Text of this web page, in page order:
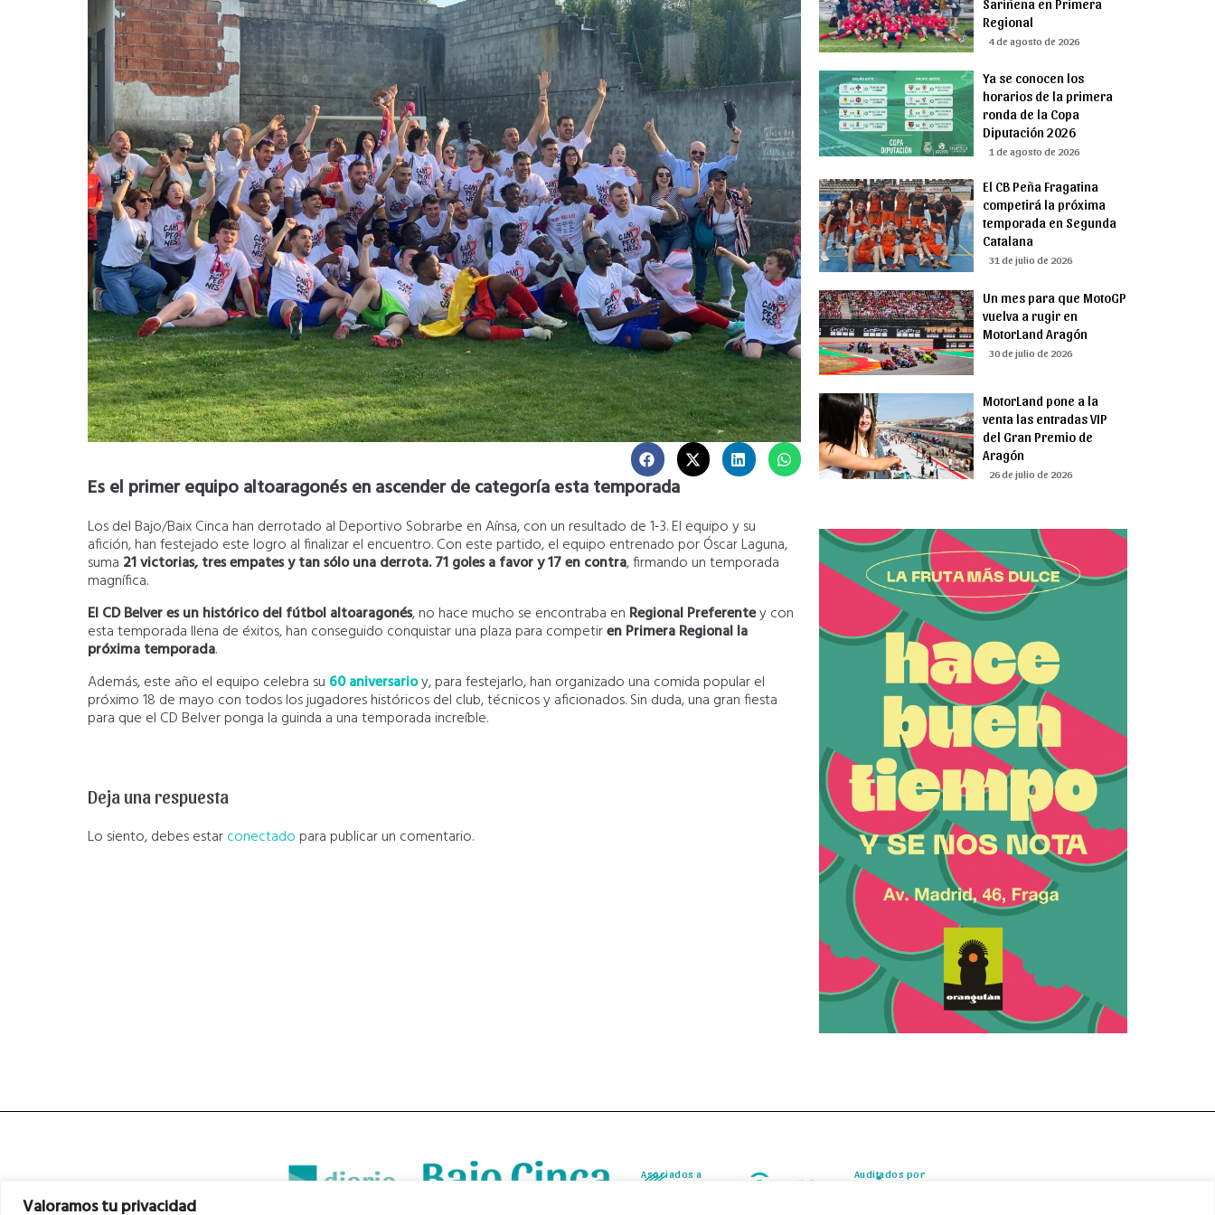
Valoramos tu privacidad
Es el primer equipo altoaragonés en ascender de categoría esta temporada
Los del Bajo/Baix Cinca han derrotado al Deportivo Sobrarbe en Aínsa, con un resultado de 1-3. El equipo y su
afición, han festejado este logro al finalizar el encuentro. Con este partido, el equipo entrenado por Óscar Laguna,
suma 21 victorias, tres empates y tan sólo una derrota. 71 goles a favor y 17 en contra, firmando un temporada
magnífica.
El CD Belver es un histórico del fútbol altoaragonés, no hace mucho se encontraba en Regional Preferentey con
esta temporada llena de éxitos, han conseguido conquistar una plaza para competiren Primera Regional la
próxima temporada.
Además, este año el equipo celebra su 60 aniversarioy, para festejarlo, han organizado una comida popular el
próximo 18 de mayo con todos los jugadores históricos del club, técnicos y aficionados. Sin duda, una gran fiesta
para que el CD Belver ponga la guinda a una temporada increíble.
Deja una respuesta
Lo siento, debes estarconectado para publicar un comentario.
Sariñena en Primera
Regional
4 de agosto de 2026
Ya se conocen los
horarios de la primera
ronda de la Copa
Diputación 2026
1 de agosto de 2026
El CB Peña Fragatina
competirá la próxima
temporada en Segunda
Catalana
31 de julio de 2026
Un mes para que MotoGP
vuelva a rugir en
MotorLand Aragón
30 de julio de 2026
MotorLand pone a la
venta las entradas VIP
del Gran Premio de
Aragón
26 de julio de 2026
Asociados a Asociados a Auditados por